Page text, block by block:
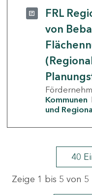
FRL
von
Kommunen
und
40
Zeige 1 bis 5 von